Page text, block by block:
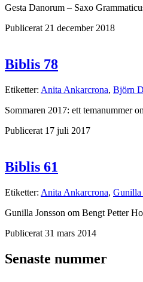
Gesta Danorum – Saxo
Publicerat 21 december 2018
Biblis 78
Etiketter: Anita Ankarcrona, Björn
Sommaren 2017: ett temanummer
Publicerat 17 juli 2017
Biblis 61
Etiketter: Anita Ankarcrona, Gunilla
Gunilla Jonsson om Bengt Petter
Publicerat 31 mars 2014
Senaste nummer